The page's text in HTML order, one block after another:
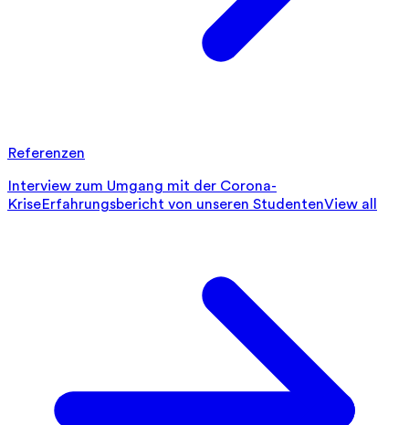
Referenzen
Interview zum Umgang mit der Corona-
KriseErfahrungsbericht von unseren StudentenView all